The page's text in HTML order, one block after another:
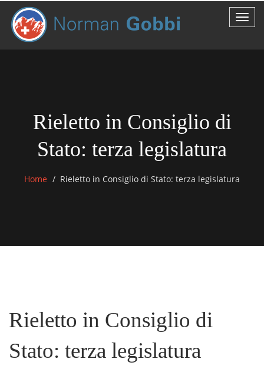
Rieletto in Consiglio di
Stato: terza legislatura
Home Rieletto in Consiglio di Stato: terza legislatura
Rieletto in Consiglio di
Stato: terza legislatura